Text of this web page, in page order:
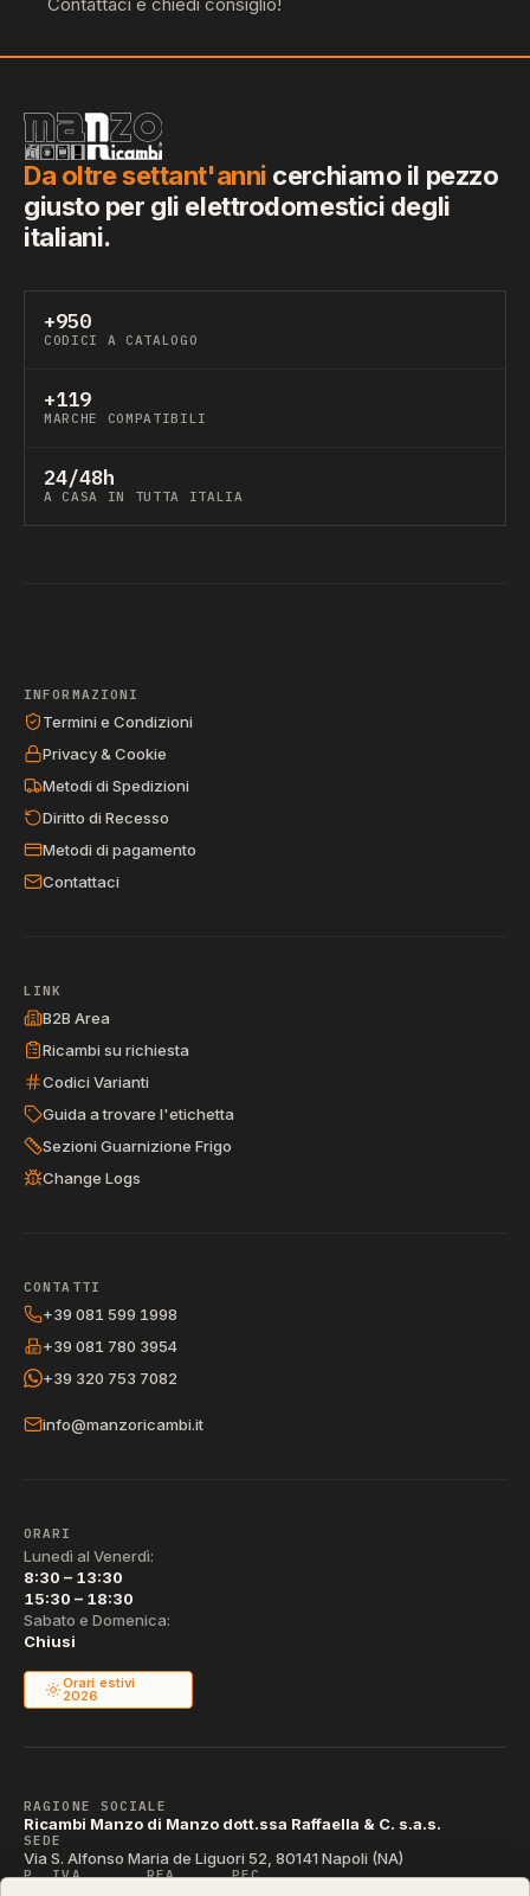
Da oltre settant'anni cerchiamo il pezzo
giusto per gli elettrodomestici degli
italiani.
+950
CODICI A CATALOGO
+119
MARCHE COMPATIBILI
24/48h
A CASA IN TUTTA ITALIA
INFORMAZIONI
Termini e Condizioni
Privacy & Cookie
Metodi di Spedizioni
Diritto di Recesso
Metodi di pagamento
Contattaci
LINK
B2B Area
Ricambi su richiesta
Codici Varianti
Guida a trovare l'etichetta
Sezioni Guarnizione Frigo
Change Logs
CONTATTI
+39 081 599 1998
+39 081 780 3954
+39 320 753 7082
info@manzoricambi.it
ORARI
Lunedì al Venerdì:
8:30 – 13:30
15:30 – 18:30
Sabato e Domenica:
Chiusi
Orari estivi
2026
RAGIONE SOCIALE
Ricambi Manzo di Manzo dott.ssa Raffaella & C. s.a.s.
SEDE
Via S. Alfonso Maria de Liguori 52, 80141 Napoli (NA)
P. IVA REA PEC